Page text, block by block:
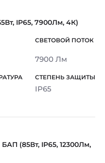
IP65, 7900Лм, 4К)
7900 Лм
IP65
(85Вт, IP65, 12300Лм,